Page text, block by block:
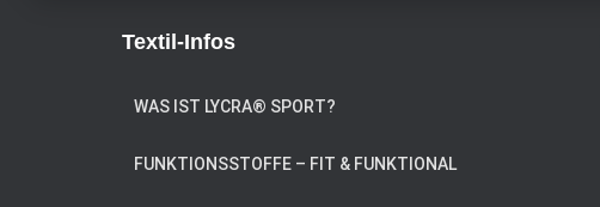
Textil-Infos
WAS IST LYCRA® SPORT?
FUNKTIONSSTOFFE – FIT & FUNKTIONAL